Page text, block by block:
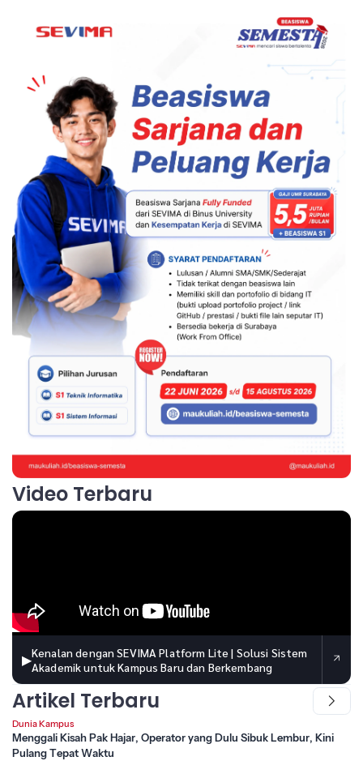
Video Terbaru
▶Kenalan dengan SEVIMA Platform Lite | Solusi Sistem
Akademik untuk Kampus Baru dan Berkembang
Artikel Terbaru
Dunia Kampus
Menggali Kisah Pak Hajar, Operator yang Dulu Sibuk Lembur, Kini
Pulang Tepat Waktu